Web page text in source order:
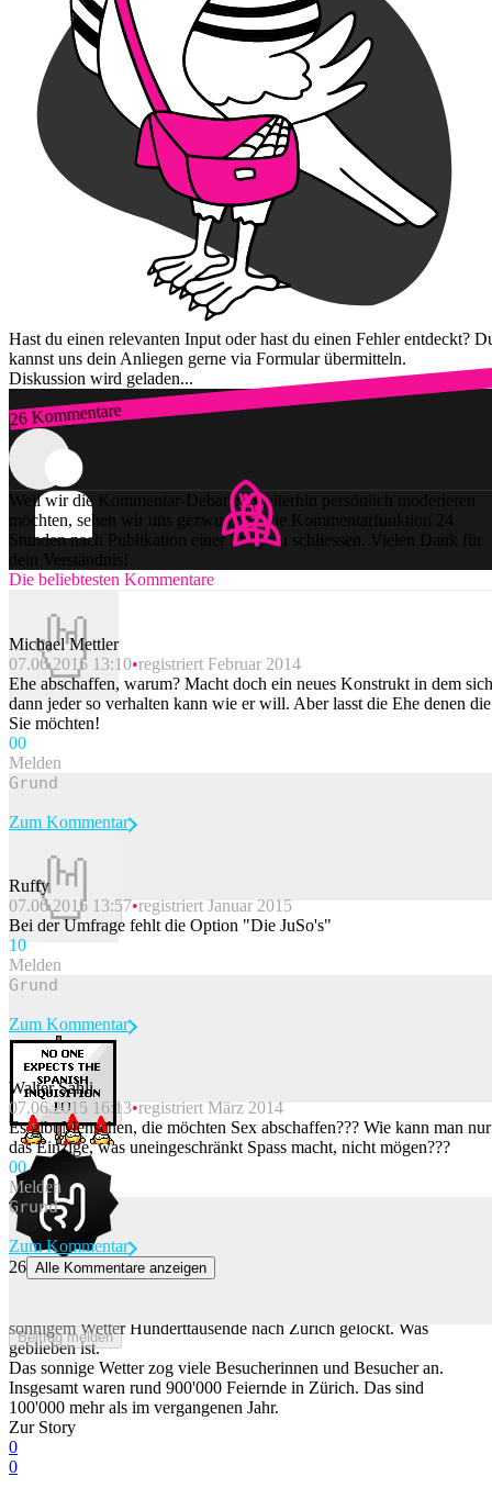
Hast du einen relevanten Input oder hast du einen Fehler entdeckt?
kannst uns dein Anliegen gerne via Formular übermitteln.
Diskussion wird geladen...
26 Kommentare
Zum Login
Weil wir die Kommentar-Debatten weiterhin persönlich moderieren
möchten, sehen wir uns gezwungen, die Kommentarfunktion 24
Stunden nach Publikation einer Story zu schliessen. Vielen Dank für
dein Verständnis!
Die beliebtesten Kommentare
Michael Mettler
07.06.2015 13:10 registriert Februar 2014
Ehe abschaffen, warum? Macht doch ein neues Konstrukt in dem sich
dann jeder so verhalten kann wie er will. Aber lasst die Ehe denen die
Sie möchten!
00
Melden
Beitrag melden
Zum Kommentar
Ruffy
07.06.2015 13:57 registriert Januar 2015
Bei der Umfrage fehlt die Option "Die JuSo's"
10
Melden
Beitrag melden
Zum Kommentar
Walter Sahli
07.06.2015 16:13 registriert März 2014
Es gibt Menschen, die möchten Sex abschaffen??? Wie kann man nur
das Einzige, was uneingeschränkt Spass macht, nicht mögen???
00
Melden
Beitrag melden
Zum Kommentar
26 Alle Kommentare anzeigen
sonnigem Wetter Hunderttausende nach Zürich gelockt. Was
geblieben ist.
Das sonnige Wetter zog viele Besucherinnen und Besucher an.
Insgesamt waren rund 900'000 Feiernde in Zürich. Das sind
100'000 mehr als im vergangenen Jahr.
Zur Story
0
0